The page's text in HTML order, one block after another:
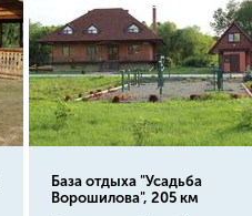
База отдыха "Усадьба
Ворошилова", 205 км